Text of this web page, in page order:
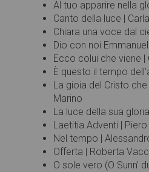
Al tuo apparire nella
Canto della luce |
Chiara una voce dal
Dio con noi
Ecco colui che viene
È questo il tempo
La gioia del Cristo
Marino
La luce della sua
Laetitia Adventi |
Nel tempo |
Offerta | Roberta
O sole vero (O Sunn’